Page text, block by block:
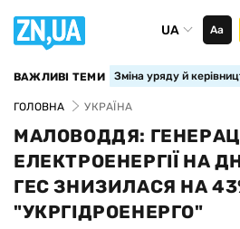
UA Аа
ВАЖЛИВІ ТЕМИ Зміна уряду й
ГОЛОВНА УКРАЇНА
МАЛОВОДДЯ:
ЕЛЕКТРОЕНЕРГІЇ НА
ГЕС ЗНИЗИЛАСЯ НА
"УКРГІДРОЕНЕРГО"